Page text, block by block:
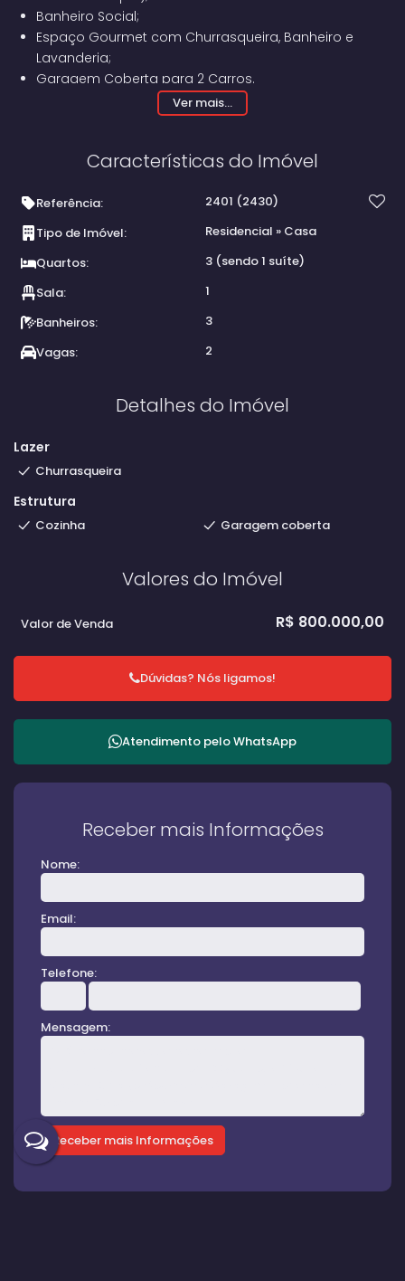
Banheiro Social;
Espaço Gourmet com Churrasqueira, Banheiro e
Lavanderia;
Garagem Coberta para 2 Carros.
Ver mais...
Características do Imóvel
Referência: 2401 (2430)
Tipo de Imóvel:
Residencial » Casa
Quartos:
3 (sendo 1 suíte)
Sala:
1
Banheiros:
3
Vagas:
2
Detalhes do Imóvel
Lazer
Churrasqueira
Estrutura
Cozinha Garagem coberta
Valores do Imóvel
R$ 800.000,00
Valor de Venda
Dúvidas? Nós ligamos!
Atendimento peloWhatsApp
Receber mais Informações
Nome:
Email:
Telefone:
Mensagem: